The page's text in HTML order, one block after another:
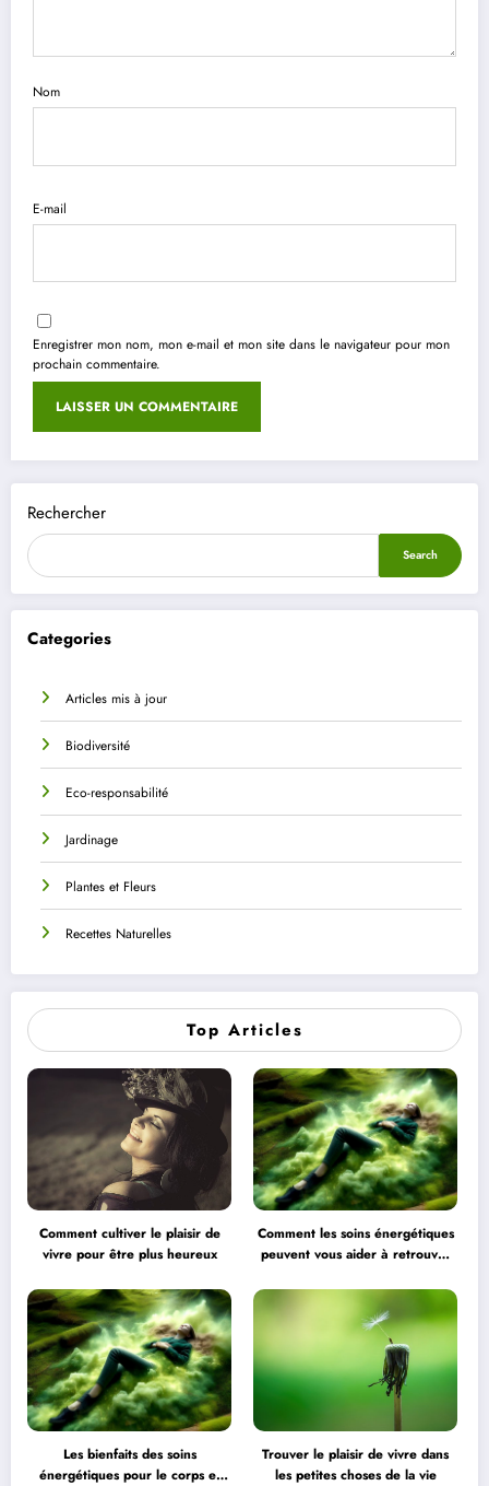
Rechercher
Search
Categories
Articles mis à jour
Biodiversité
Eco-responsabilité
Jardinage
Plantes et Fleurs
Recettes Naturelles
Nom
E-mail
Enregistrer mon nom, mon e-mail et mon site dans le navigateur pour mon
prochain commentaire.
Top Articles
Comment cultiver le plaisir de
vivre pour être plus heureux
Comment les soins énergétiques
peuvent vous aider à retrouver
Les bienfaits des soins
énergétiques pour le corps et
Trouver le plaisir de vivre dans
les petites choses de la vie